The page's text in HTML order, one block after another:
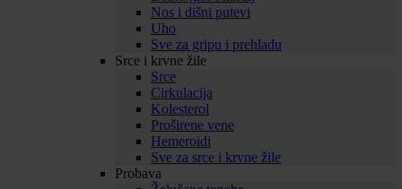
Nos i dišni putevi
Uho
Sve za gripu i prehladu
Srce i krvne žile
Srce
Cirkulacija
Kolesterol
Proširene vene
Hemeroidi
Sve za srce i krvne žile
Probava